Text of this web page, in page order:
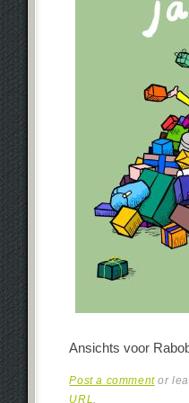
Ansichts voor
Post a commentor
URL.